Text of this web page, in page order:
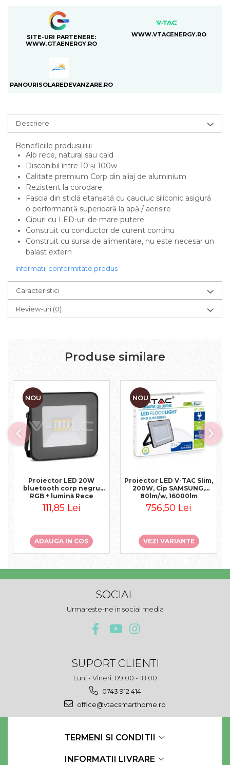
SITE-URI PARTENERE:
WWW.GTAENERGY.RO
WWW.VTACENERGY.RO
PANOURISOLAREDEVANZARE.RO
Descriere
Beneficiile produsului
Alb rece, natural sau cald
Disconibil între 10 și 100w
Calitate premium Corp din aliaj de aluminium
Rezistent la corodare
Fascia din sticlă etanșată cu cauciuc siliconic asigură
o performanță superioară la apă / aerisire
Cipuri cu LED-uri de mare putere
Construit cu conductor de curent continu
Construit cu sursa de alimentare, nu este necesar un
balast extern
Informatii conformitate produs
Caracteristici
Review-uri (0)
Produse similare
NOU
Proiector LED 20W
bluetooth corp negru
RGB + lumină Rece
111,85 Lei
ADAUGA IN COS
NOU
Proiector LED V-TAC Slim,
200W, Cip SAMSUNG,
80lm/w, 16000lm
756,50 Lei
VEZI VARIANTE
SOCIAL
Urmareste-ne in social media
SUPORT CLIENTI
Luni - Vineri: 09:00 - 18:00
0743 912 414
office@vtacsmarthome.ro
TERMENI SI CONDITII
INFORMATII LIVRARE